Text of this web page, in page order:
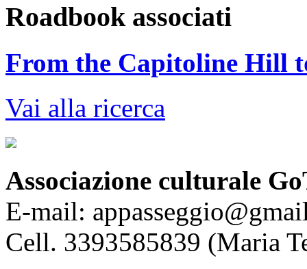
Roadbook associati
From the Capitoline Hill
Vai alla ricerca
Associazione culturale
E-mail:
Cell. 3393585839 (Maria